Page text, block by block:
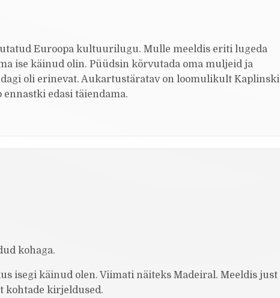
Euroopa kultuurilugu. Mulle meeldis eriti lugeda
ise käinud olin. Püüdsin kõrvutada oma muljeid ja
oli erinevat. Aukartustäratav on loomulikult Kaplinski
edasi täiendama.
kohaga.
isegi käinud olen. Viimati näiteks Madeiral. Meeldis just
kohtade kirjeldused.